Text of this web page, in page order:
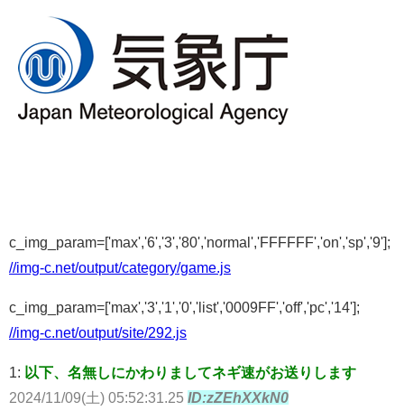
c_img_param=['max','6','3','80','normal','FFFFFF','on','sp','9'];
//img-c.net/output/category/game.js
c_img_param=['max','3','1','0','list','0009FF','off','pc','14'];
//img-c.net/output/site/292.js
1: 以下、名無しにかわりましてネギ速がお送りします
2024/11/09(土) 05:52:31.25 ID:zZEhXXkN0